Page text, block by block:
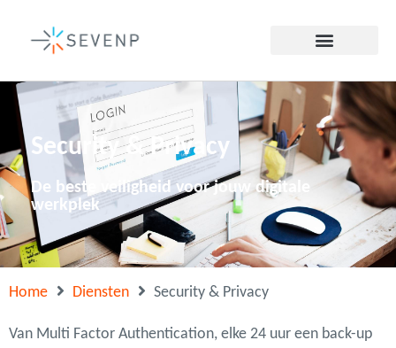
Security & Privacy
De beste veiligheid voor jouw digitale
werkplek
Home Diensten Security & Privacy
Van Multi Factor Authentication, elke 24 uur een back-up